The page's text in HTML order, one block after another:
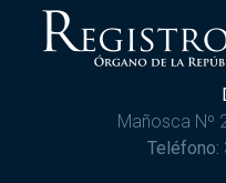
Mañosca Nº
Teléfono: